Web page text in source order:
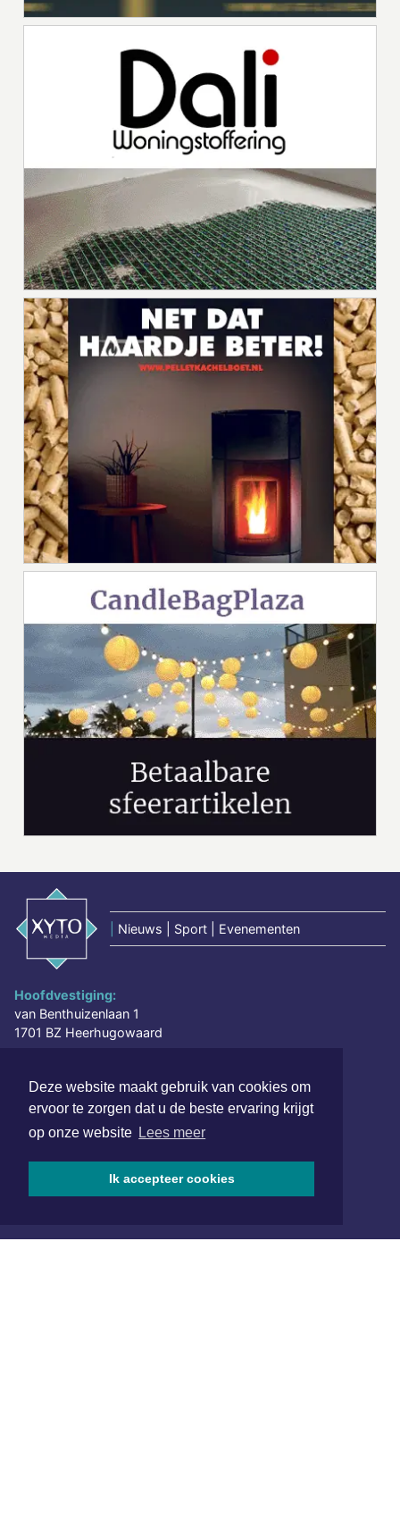
Deze website maakt gebruik van cookies om
ervoor te zorgen dat u de beste ervaring krijgt
op onze website Lees meer
Ik accepteer cookies
Nieuws | Sport | Evenementen
Hoofdvestiging:
van Benthuizenlaan 1
1701 BZ Heerhugowaard
redactie@xyto.nl
www.xyto.nl